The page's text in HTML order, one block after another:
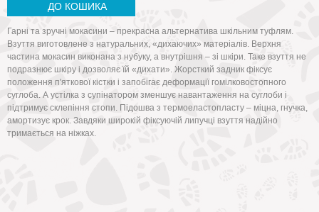
ДО КОШИКА
Гарні та зручні мокасини – прекрасна альтернатива шкільним туфлям.
Взуття виготовлене з натуральних, «дихаючих» матеріалів. Верхня
частина мокасин виконана з нубуку, а внутрішня – зі шкіри. Таке взуття не
подразнює шкіру і дозволяє їй «дихати». Жорсткий задник фіксує
положення п'яткової кістки і запобігає деформації гомілковостопного
суглоба. А устілка з супінатором зменшує навантаження на суглоби і
підтримує склепіння стопи. Підошва з термоеластопласту – міцна, гнучка,
амортизує крок. Завдяки широкій фіксуючій липучці взуття надійно
тримається на ніжках.